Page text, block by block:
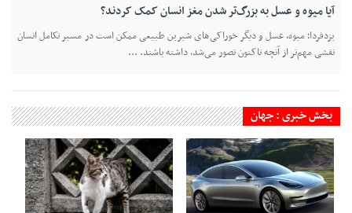
آیا میوه و عسل به بزرگ‌تر شدن مغز انسان کمک کردند؟
یزدفردا؛ میوه، عسل و دیگر خوراکی‌های شیرین طبیعی ممکن است در مسیر تکامل انسان
نقشی مهم‌تر از آنچه تاکنون تصور می‌شد، داشته باشند. ...
بخش خبری : جهان